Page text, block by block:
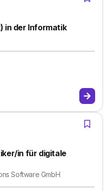
in der Informatik
in für digitale
Software GmbH